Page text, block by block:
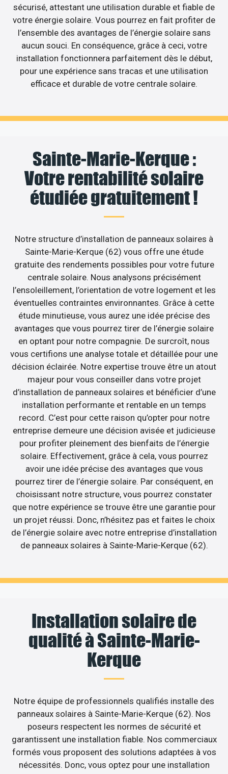
sécurisé, attestant une utilisation durable et fiable de
votre énergie solaire. Vous pourrez en fait profiter de
l’ensemble des avantages de l’énergie solaire sans
aucun souci. En conséquence, grâce à ceci, votre
installation fonctionnera parfaitement dès le début,
pour une expérience sans tracas et une utilisation
efficace et durable de votre centrale solaire.
Sainte-Marie-Kerque :
Votre rentabilité solaire
étudiée gratuitement !
Notre structure d’installation de panneaux solaires à
Sainte-Marie-Kerque (62) vous offre une étude
gratuite des rendements possibles pour votre future
centrale solaire. Nous analysons précisément
l’ensoleillement, l’orientation de votre logement et les
éventuelles contraintes environnantes. Grâce à cette
étude minutieuse, vous aurez une idée précise des
avantages que vous pourrez tirer de l’énergie solaire
en optant pour notre compagnie. De surcroît, nous
vous certifions une analyse totale et détaillée pour une
décision éclairée. Notre expertise trouve être un atout
majeur pour vous conseiller dans votre projet
d’installation de panneaux solaires et bénéficier d’une
installation performante et rentable en un temps
record. C’est pour cette raison qu’opter pour notre
entreprise demeure une décision avisée et judicieuse
pour profiter pleinement des bienfaits de l’énergie
solaire. Effectivement, grâce à cela, vous pourrez
avoir une idée précise des avantages que vous
pourrez tirer de l’énergie solaire. Par conséquent, en
choisissant notre structure, vous pourrez constater
que notre expérience se trouve être une garantie pour
un projet réussi. Donc, n’hésitez pas et faites le choix
de l’énergie solaire avec notre entreprise d’installation
de panneaux solaires à Sainte-Marie-Kerque (62).
Installation solaire de
qualité à Sainte-Marie-
Kerque
Notre équipe de professionnels qualifiés installe des
panneaux solaires à Sainte-Marie-Kerque (62). Nos
poseurs respectent les normes de sécurité et
garantissent une installation fiable. Nos commerciaux
formés vous proposent des solutions adaptées à vos
nécessités. Donc, vous optez pour une installation